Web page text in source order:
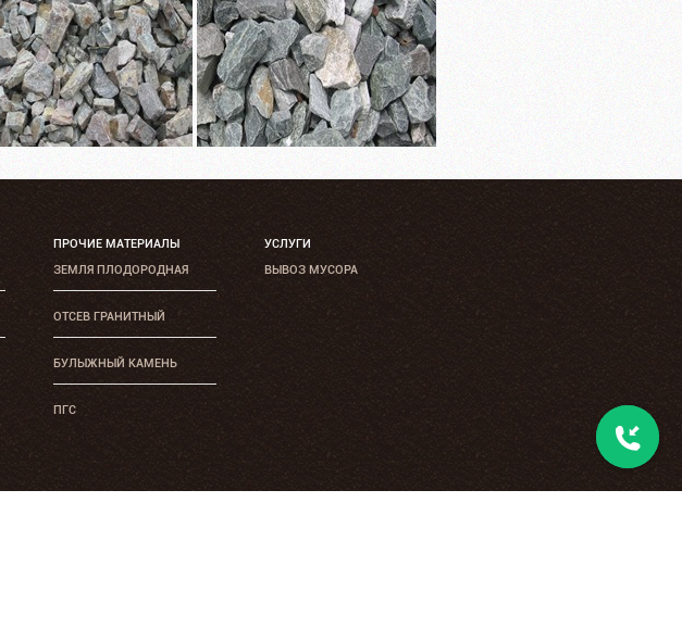
ПРОЧИЕ МАТЕРИАЛЫ
ЗЕМЛЯ ПЛОДОРОДНАЯ
ОТСЕВ ГРАНИТНЫЙ
БУЛЫЖНЫЙ КАМЕНЬ
ПГС
УСЛУГИ
ВЫВОЗ МУСОРА